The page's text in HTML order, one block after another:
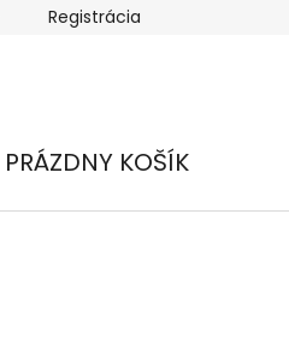
Registrácia
PRÁZDNY KOŠÍK